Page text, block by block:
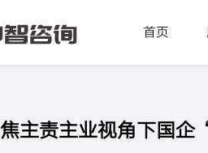
首页
主责主业视角下国